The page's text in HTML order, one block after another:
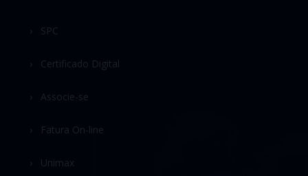
› SPC
› Certificado Digital
› Associe-se
› Fatura On-line
› Unimax